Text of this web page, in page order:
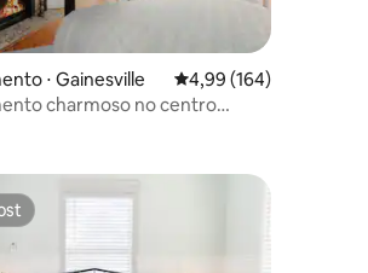
de 5, 415 avaliações
⋅ Gainesville 4,99 de uma avaliação
4,99 (164)
charmoso no centro